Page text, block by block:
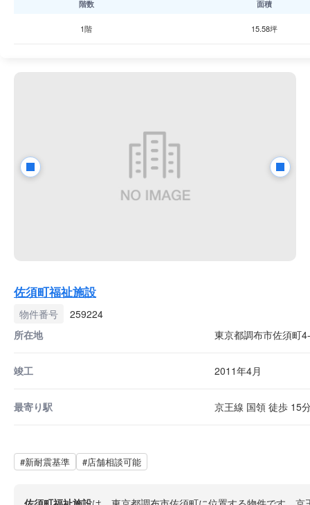
階数 面積
1階 15.58坪
佐須町福祉施設
物件番号
259224
所在地
東京都調布市佐須町
竣工 2011年4月
最寄り駅 京王線 国領 徒歩 15
#新耐震基準 #店舗相談可能